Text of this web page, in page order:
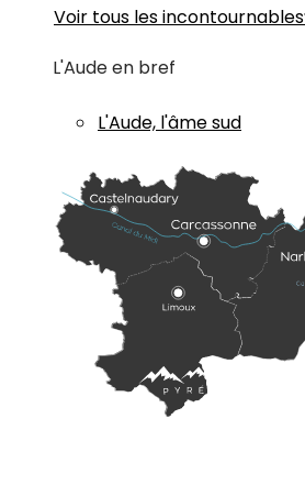
Voir tous les incontournables
L'Aude en bref
L'Aude, l'âme sud